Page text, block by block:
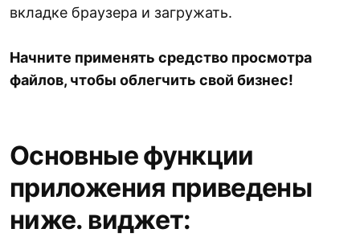
вкладке браузера и загружать.
Начните применять средство просмотра
файлов, чтобы облегчить свой бизнес!
Основные функции
приложения приведены
ниже. виджет: